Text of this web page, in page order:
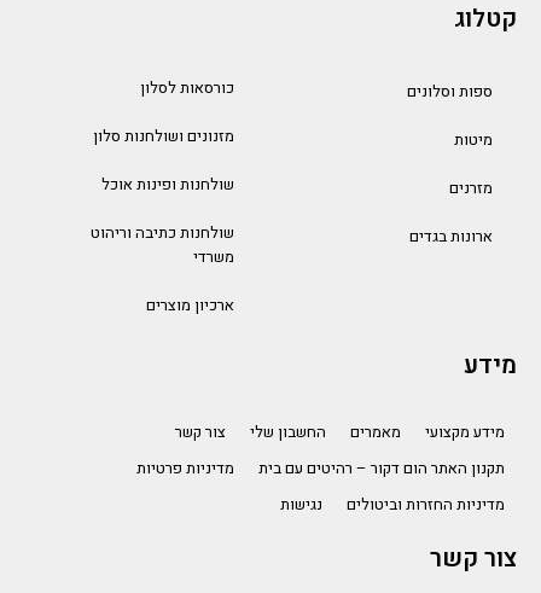
קטלוג
ספות וסלונים
מיטות
מזרנים
ארונות בגדים
כורסאות לסלון
מזנונים ושולחנות סלון
שולחנות ופינות אוכל
שולחנות כתיבה וריהוט
משרדי
ארכיון מוצרים
מידע
מידע מקצועי מאמרים החשבון שלי
צור קשר
תקנון האתר הום דקור – רהיטים עם בית
מדיניות פרטיות
מדיניות החזרות וביטולים
נגישות
צור קשר